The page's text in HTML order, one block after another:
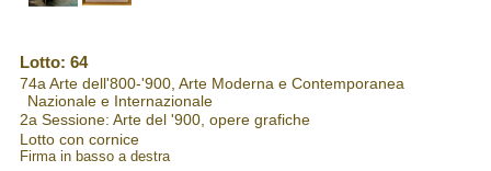
Lotto: 64
74a Arte dell'800-'900, Arte Moderna e Contemporanea
Nazionale e Internazionale
2a Sessione: Arte del '900, opere grafiche
Lotto con cornice
Firma in basso a destra